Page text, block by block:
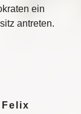
ein
antreten.